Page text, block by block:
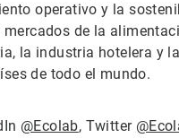
operativo y la
mercados de la
la industria hotelera y
de todo el mundo.
@Ecolab, Twitter